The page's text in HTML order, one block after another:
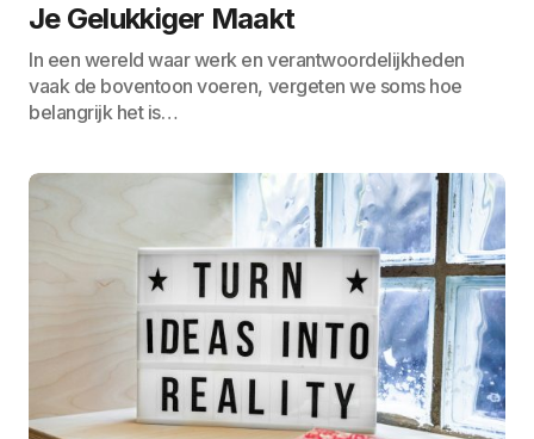
Je Gelukkiger Maakt
In een wereld waar werk en verantwoordelijkheden
vaak de boventoon voeren, vergeten we soms hoe
belangrijk het is…